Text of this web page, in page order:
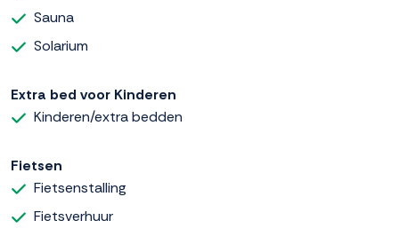
Sauna
Solarium
Extra bed voor Kinderen
Kinderen/extra bedden
Fietsen
Fietsenstalling
Fietsverhuur